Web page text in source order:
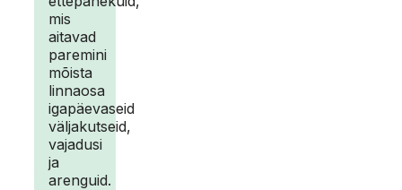
mis
aitavad
paremini
mõista
linnaosa
igapäevaseid
väljakutseid,
vajadusi
ja
arenguid.